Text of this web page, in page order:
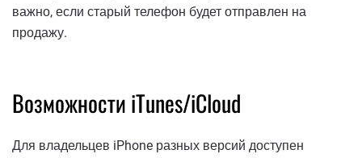
важно, если старый телефон будет отправлен на
продажу.
Возможности iTunes/iCloud
Для владельцев iPhone разных версий доступен